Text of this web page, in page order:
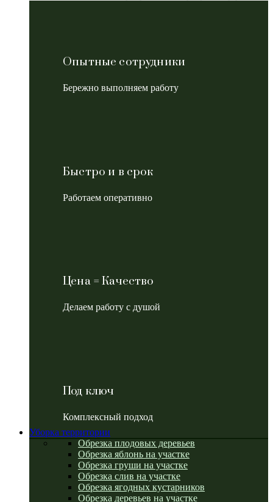
Опытные сотрудники
Бережно выполняем работу
Быстро и в срок
Работаем оперативно
Цена = Качество
Делаем работу с душой
Под ключ
Комплексный подход
Уборка территории
Обрезка плодовых деревьев
Обрезка яблонь на участке
Обрезка груши на участке
Обрезка слив на участке
Обрезка ягодных кустарников
Обрезка деревьев на участке